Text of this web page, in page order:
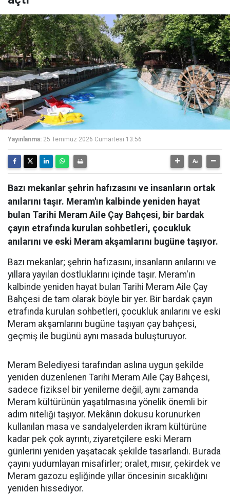
Yayınlanma: 25 Temmuz 2026 Cumartesi 13:56
Bazı mekanlar şehrin hafızasını ve insanların ortak
anılarını taşır. Meram'ın kalbinde yeniden hayat
bulan Tarihi Meram Aile Çay Bahçesi, bir bardak
çayın etrafında kurulan sohbetleri, çocukluk
anılarını ve eski Meram akşamlarını bugüne taşıyor.
Bazı mekanlar; şehrin hafızasını, insanların anılarını ve
yıllara yayılan dostluklarını içinde taşır. Meram'ın
kalbinde yeniden hayat bulan Tarihi Meram Aile Çay
Bahçesi de tam olarak böyle bir yer. Bir bardak çayın
etrafında kurulan sohbetleri, çocukluk anılarını ve eski
Meram akşamlarını bugüne taşıyan çay bahçesi,
geçmiş ile bugünü aynı masada buluşturuyor.
Meram Belediyesi tarafından aslına uygun şekilde
yeniden düzenlenen Tarihi Meram Aile Çay Bahçesi,
sadece fiziksel bir yenileme değil, aynı zamanda
Meram kültürünün yaşatılmasına yönelik önemli bir
adım niteliği taşıyor. Mekânın dokusu korunurken
kullanılan masa ve sandalyelerden ikram kültürüne
kadar pek çok ayrıntı, ziyaretçilere eski Meram
günlerini yeniden yaşatacak şekilde tasarlandı. Burada
çayını yudumlayan misafirler; oralet, mısır, çekirdek ve
Meram gazozu eşliğinde yıllar öncesinin sıcaklığını
yeniden hissediyor.